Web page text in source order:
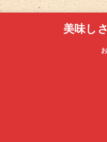
美味し